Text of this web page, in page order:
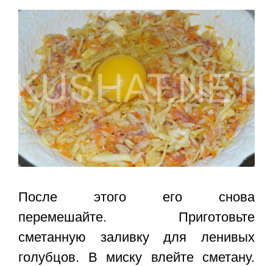
После этого его снова
перемешайте. Приготовьте
сметанную заливку для ленивых
голубцов. В миску влейте сметану.